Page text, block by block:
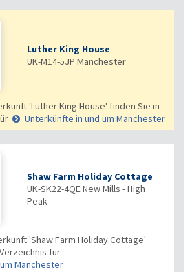
Luther King House
UK-M14-5JP Manchester
'Luther King House' finden Sie in
Unterkünfte in und um Manchester
Shaw Farm Holiday Cottage
UK-SK22-4QENew Mills - High
Peak
'Shaw Farm Holiday Cottage'
für
Manchester